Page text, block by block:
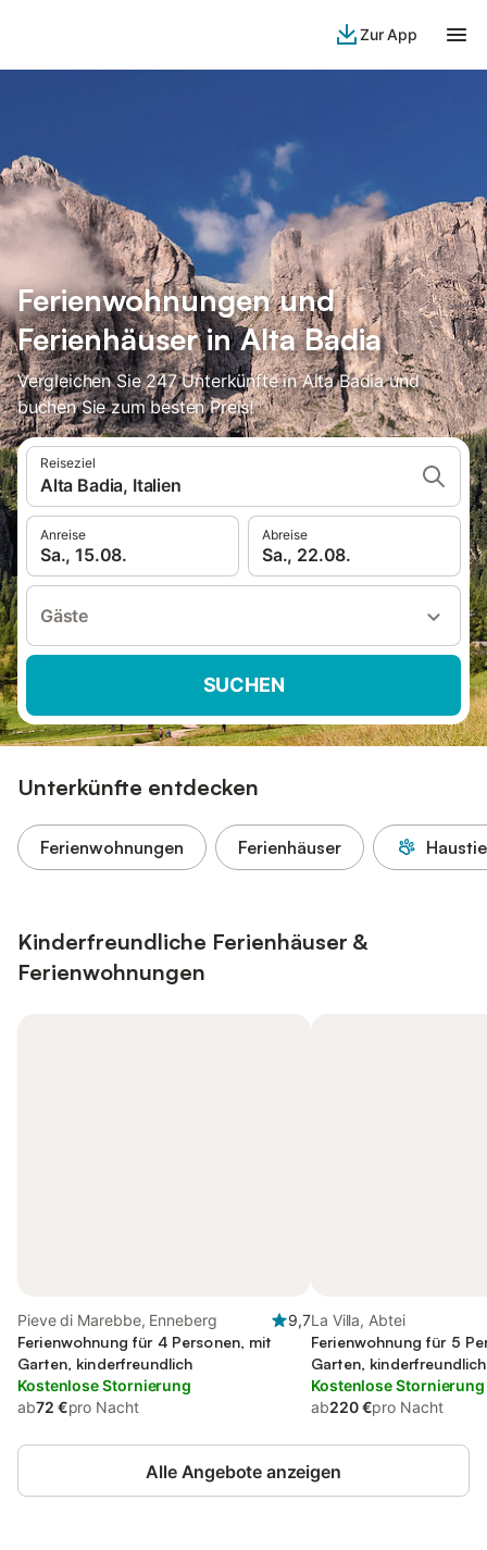
Zur App
Ferienwohnungen und
Ferienhäuser in Alta Badia
Vergleichen Sie 247 Unterkünfte in Alta Badia und
buchen Sie zum besten Preis!
Reiseziel
Alta Badia, Italien
Anreise
Sa., 15.08.
Abreise
Sa., 22.08.
Gäste
SUCHEN
Unterkünfte entdecken
Ferienwohnungen Ferienhäuser
Kinderfreundliche Ferienhäuser &
Ferienwohnungen
Pieve di Marebbe, Enneberg
9,7
Ferienwohnung für 4 Personen, mit
Garten, kinderfreundlich
Kostenlose Stornierung
ab72 €pro Nacht
La Villa, Abtei
Ferienwohnung für 5
Garten, kinderfreundlich
Kostenlose Stornierung
ab220 €pro Nacht
Alle Angebote anzeigen